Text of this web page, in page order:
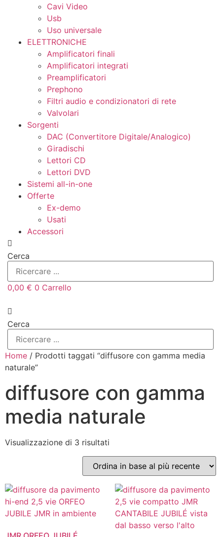
Cavi Video
Usb
Uso universale
ELETTRONICHE
Amplificatori finali
Amplificatori integrati
Preamplificatori
Prephono
Filtri audio e condizionatori di rete
Valvolari
Sorgenti
DAC (Convertitore Digitale/Analogico)
Giradischi
Lettori CD
Lettori DVD
Sistemi all-in-one
Offerte
Ex-demo
Usati
Accessori
Cerca
0,00 € 0 Carrello
Cerca
Home / Prodotti taggati “diffusore con gamma media
naturale”
diffusore con gamma
media naturale
Visualizzazione di 3 risultati
in
base
al
più
recente